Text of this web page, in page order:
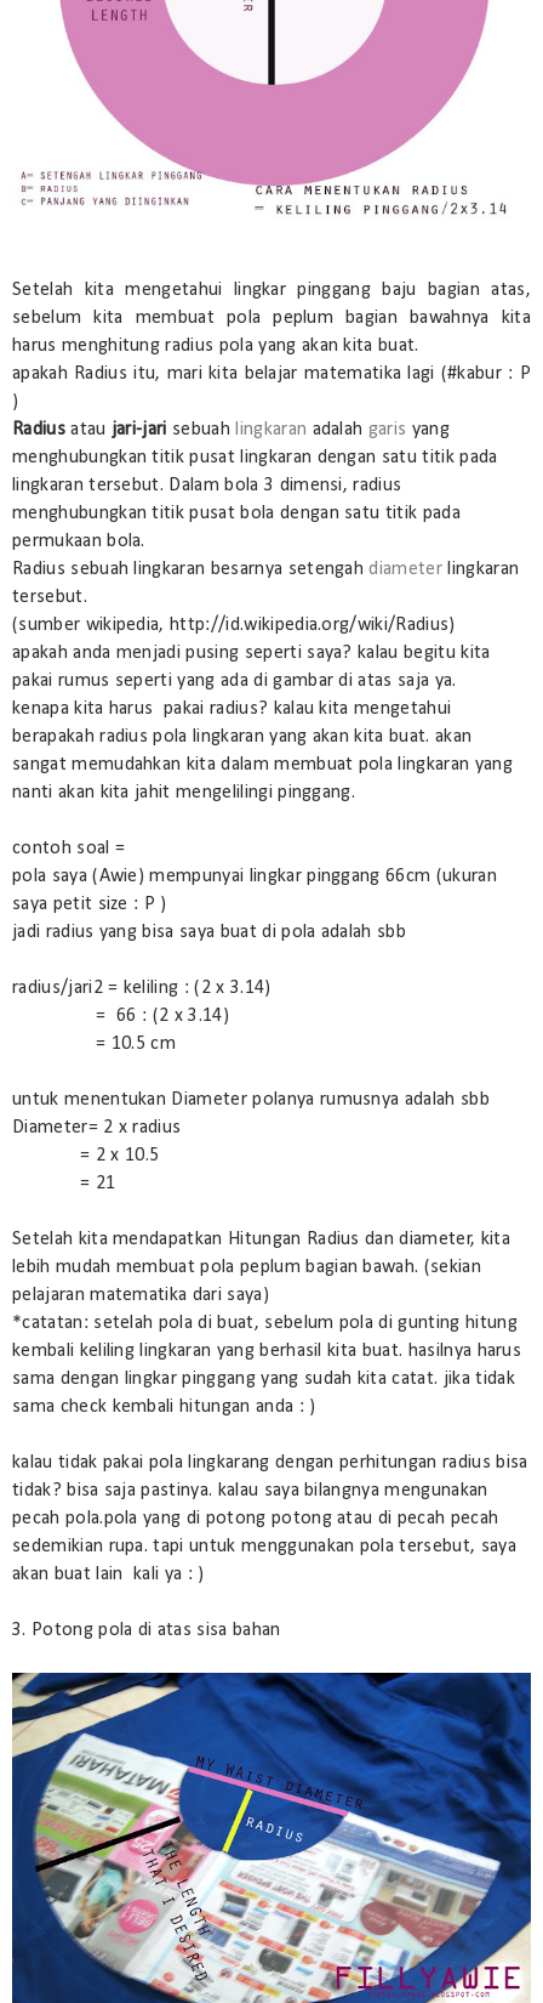
Setelah kita mengetahui lingkar pinggang baju bagian atas,
sebelum kita membuat pola peplum bagian bawahnya kita
harus menghitung radius pola yang akan kita buat.
apakah Radius itu, mari kita belajar matematika lagi (#kabur : P
)
Radiusatau jari-jari sebuah lingkaran adalah garis yang
menghubungkan titik pusat lingkaran dengan satu titik pada
lingkaran tersebut. Dalam bola 3 dimensi, radius
menghubungkan titik pusat bola dengan satu titik pada
permukaan bola.
Radius sebuah lingkaran besarnya setengahdiameter lingkaran
tersebut.
(sumber wikipedia, http://id.wikipedia.org/wiki/Radius)
apakah anda menjadi pusing seperti saya? kalau begitu kita
pakai rumus seperti yang ada di gambar di atas saja ya.
kenapa kita harus pakai radius? kalau kita mengetahui
berapakah radius pola lingkaran yang akan kita buat. akan
sangat memudahkan kita dalam membuat pola lingkaran yang
nanti akan kita jahit mengelilingi pinggang.
contoh soal =
pola saya (Awie) mempunyai lingkar pinggang 66cm (ukuran
saya petit size : P )
jadi radius yang bisa saya buat di pola adalah sbb
radius/jari2 = keliling : (2 x 3.14)
= 66 : (2 x 3.14)
= 10.5 cm
untuk menentukan Diameter polanya rumusnya adalah sbb
Diameter= 2 x radius
= 2 x 10.5
= 21
Setelah kita mendapatkan Hitungan Radius dan diameter, kita
lebih mudah membuat pola peplum bagian bawah. (sekian
pelajaran matematika dari saya)
*catatan: setelah pola di buat, sebelum pola di gunting hitung
kembali keliling lingkaran yang berhasil kita buat. hasilnya harus
sama dengan lingkar pinggang yang sudah kita catat. jika tidak
sama check kembali hitungan anda : )
kalau tidak pakai pola lingkarang dengan perhitungan radius bisa
tidak? bisa saja pastinya. kalau saya bilangnya mengunakan
pecah pola.pola yang di potong potong atau di pecah pecah
sedemikian rupa. tapi untuk menggunakan pola tersebut, saya
akan buat lain kali ya : )
3. Potong pola di atas sisa bahan